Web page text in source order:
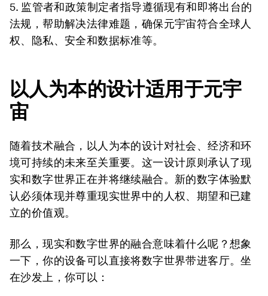
5. 监管者和政策制定者指导遵循现有和即将出台的
法规，帮助解决法律难题，确保元宇宙符合全球人
权、隐私、安全和数据标准等。
以人为本的设计适用于元宇
宙
随着技术融合，以人为本的设计对社会、经济和环
境可持续的未来至关重要。这一设计原则承认了现
实和数字世界正在并将继续融合。新的数字体验默
认必须体现并尊重现实世界中的人权、期望和已建
立的价值观。
那么，现实和数字世界的融合意味着什么呢？想象
一下，你的设备可以直接将数字世界带进客厅。坐
在沙发上，你可以：